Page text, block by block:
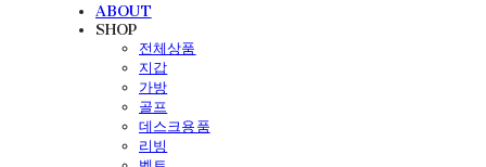
ABOUT
SHOP
전체상품
지갑
가방
골프
데스크용품
리빙